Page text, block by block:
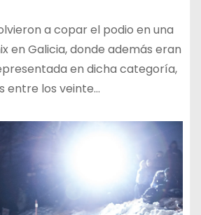
a copar el podio en una
en Galicia, donde además eran
en dicha categoría,
entre los veinte…